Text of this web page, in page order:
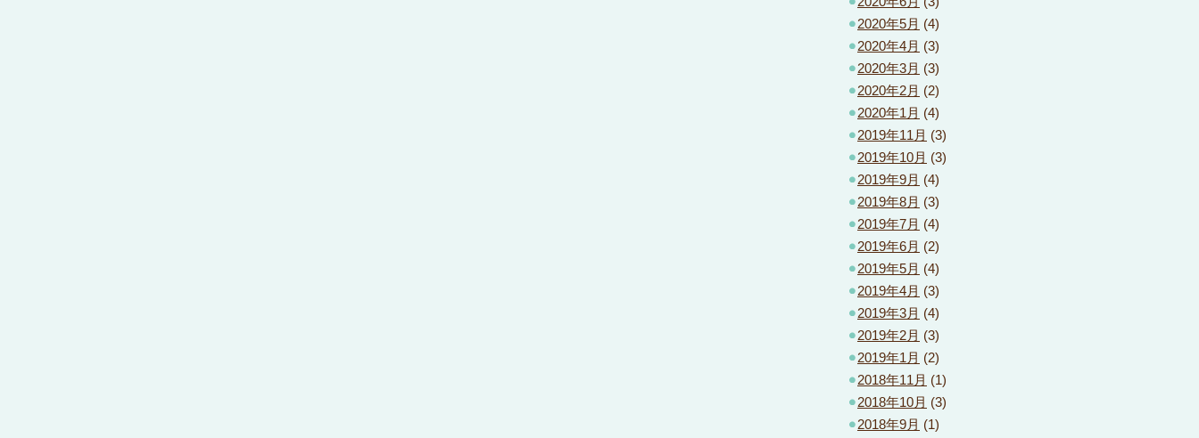
2020年5月 (4)
2020年4月 (3)
2020年3月 (3)
2020年2月 (2)
2020年1月 (4)
2019年11月 (3)
2019年10月 (3)
2019年9月 (4)
2019年8月 (3)
2019年7月 (4)
2019年6月 (2)
2019年5月 (4)
2019年4月 (3)
2019年3月 (4)
2019年2月 (3)
2019年1月 (2)
2018年11月 (1)
2018年10月 (3)
2018年9月 (1)